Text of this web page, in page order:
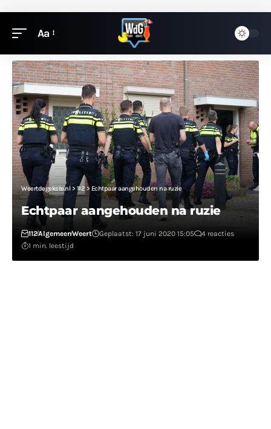
Aa
Weertdegekste.nl> 112> Echtpaar aangehouden na ruzie
Echtpaar aangehouden na ruzie
112AlgemeenWeert Geplaatst: 17 juni 2020 15:05
4 reacties
1 min. leestijd